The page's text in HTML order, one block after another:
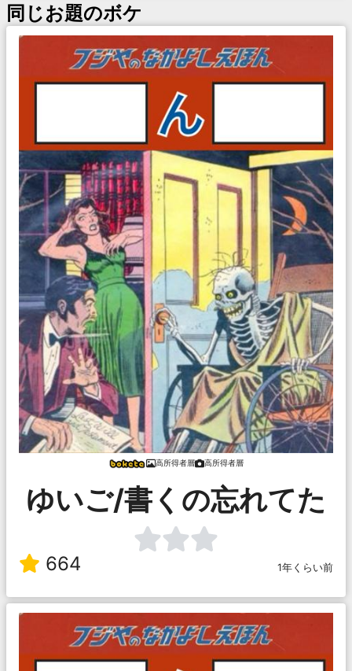
同じお題のボケ
高所得者層 高所得者層
ゆいご/書くの忘れてた
664 1年くらい前